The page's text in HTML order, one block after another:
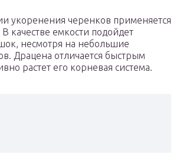
укоренения черенков применяется
В качестве емкости подойдет
несмотря на небольшие
Драцена отличается быстрым
растет его корневая система.